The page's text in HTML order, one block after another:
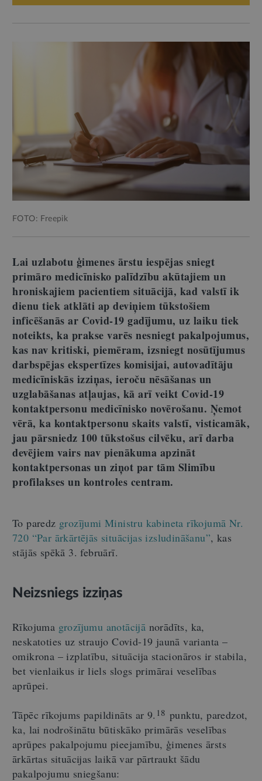
FOTO: Freepik
Lai uzlabotu ģimenes ārstu iespējas sniegt
primāro medicīnisko palīdzību akūtajiem un
hroniskajiem pacientiem situācijā, kad valstī ik
dienu tiek atklāti ap deviņiem tūkstošiem
inficēšanās ar Covid-19 gadījumu, uz laiku tiek
noteikts, ka prakse varēs nesniegt pakalpojumus,
kas nav kritiski, piemēram, izsniegt nosūtījumus
darbspējas ekspertīzes komisijai, autovadītāju
medicīniskās izziņas, ieroču nēsāšanas un
uzglabāšanas atļaujas, kā arī veikt Covid-19
kontaktpersonu medicīnisko novērošanu. Ņemot
vērā, ka kontaktpersonu skaits valstī, visticamāk,
jau pārsniedz 100 tūkstošus cilvēku, arī darba
devējiem vairs nav pienākuma apzināt
kontaktpersonas un ziņot par tām Slimību
profilakses un kontroles centram.
To paredz grozījumi Ministru kabineta rīkojumā Nr.
720 “Par ārkārtējās situācijas izsludināšanu”, kas
stājās spēkā 3. februārī.
Neizsniegs izziņas
Rīkojuma grozījumu anotācijā norādīts, ka,
neskatoties uz straujo Covid-19 jaunā varianta –
omikrona – izplatību, situācija stacionāros ir stabila,
bet vienlaikus ir liels slogs primārai veselības
aprūpei.
Tāpēc rīkojums papildināts ar 9. 18 punktu, paredzot,
ka, lai nodrošinātu būtiskāko primārās veselības
aprūpes pakalpojumu pieejamību, ģimenes ārsts
ārkārtas situācijas laikā var pārtraukt šādu
pakalpojumu sniegšanu: